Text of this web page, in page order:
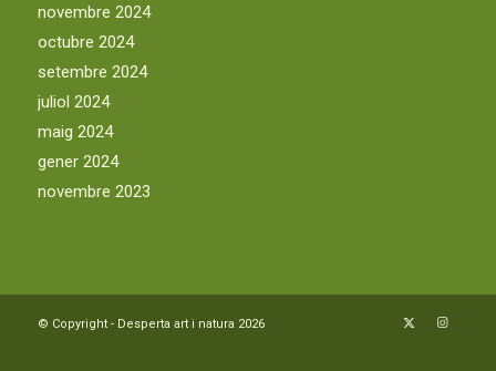
novembre 2024
octubre 2024
setembre 2024
juliol 2024
maig 2024
gener 2024
novembre 2023
© Copyright - Desperta art i natura 2026